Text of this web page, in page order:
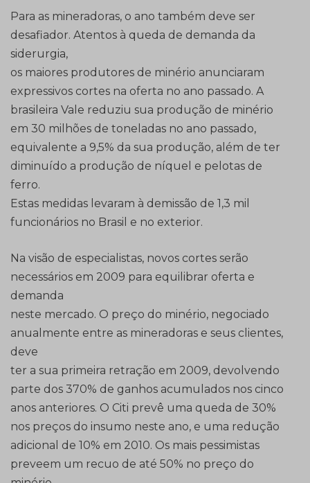
Para as mineradoras, o ano também deve ser
desafiador. Atentos à queda de demanda da
siderurgia,
os maiores produtores de minério anunciaram
expressivos cortes na oferta no ano passado. A
brasileira Vale reduziu sua produção de minério
em 30 milhões de toneladas no ano passado,
equivalente a 9,5% da sua produção, além de ter
diminuído a produção de níquel e pelotas de
ferro.
Estas medidas levaram à demissão de 1,3 mil
funcionários no Brasil e no exterior.
Na visão de especialistas, novos cortes serão
necessários em 2009 para equilibrar oferta e
demanda
neste mercado. O preço do minério, negociado
anualmente entre as mineradoras e seus clientes,
deve
ter a sua primeira retração em 2009, devolvendo
parte dos 370% de ganhos acumulados nos cinco
anos anteriores. O Citi prevê uma queda de 30%
nos preços do insumo neste ano, e uma redução
adicional de 10% em 2010. Os mais pessimistas
preveem um recuo de até 50% no preço do